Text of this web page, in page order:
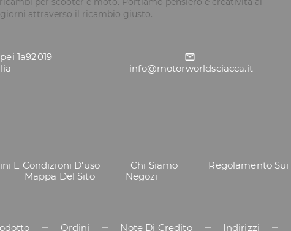
attraverso il ricambio giusto.
1a92019
mail_outline
info@motorworldsciacca.it
E Condizioni D'uso Chi Siamo
Regolamento Sui
Mappa Del Sito Negozi
Ordini Note Di Credito Indirizzi